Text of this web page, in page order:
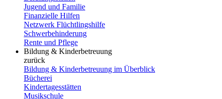
Jugend und Familie
Finanzielle Hilfen
Netzwerk Flüchtlingshilfe
Schwerbehinderung
Rente und Pflege
Bildung & Kinderbetreuung
zurück
Bildung & Kinderbetreuung im Überblick
Bücherei
Kindertagesstätten
Musikschule